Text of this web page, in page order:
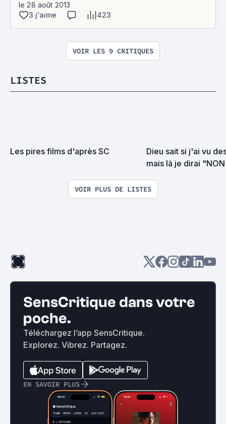
le 28 août 2013
3 j'aime
423
VOIR LES 9 CRITIQUES
LISTES
Les pires films d'après SC
Dieu sait si j'ai vu
mais là je dirai
VOIR PLUS DE LISTES
SensCritique dans votre
poche.
Téléchargez l’app SensCritique.
Explorez. Vibrez. Partagez.
EN SAVOIR PLUS